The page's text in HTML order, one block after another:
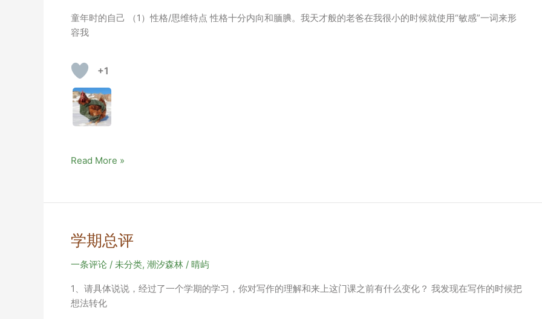
童年时的自己 （1）性格/思维特点 性格十分内向和腼腆。我天才般的老爸在我很小的时候就使用“敏感”一词来形
容我
+1
双
角
的
童
年
事
（补
Read More »
学期总评
一条评论 / 未分类, 潮汐森林 / 晴屿
1、请具体说说，经过了一个学期的学习，你对写作的理解和来上这门课之前有什么变化？ 我发现在写作的时候把
想法转化